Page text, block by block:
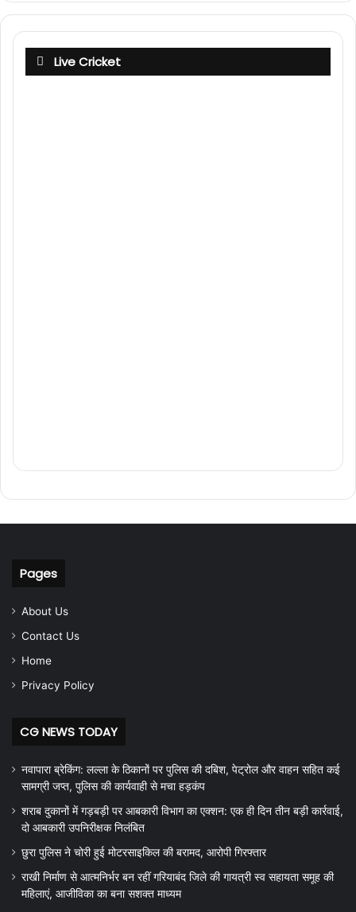
Live Cricket
Pages
About Us
Contact Us
Home
Privacy Policy
CG NEWS TODAY
नवापारा ब्रेकिंग: लल्ला के ठिकानों पर पुलिस की दबिश, पेट्रोल और वाहन सहित कई
सामग्री जप्त, पुलिस की कार्यवाही से मचा हड़कंप
शराब दुकानों में गड़बड़ी पर आबकारी विभाग का एक्शन: एक ही दिन तीन बड़ी कार्रवाई,
दो आबकारी उपनिरीक्षक निलंबित
छुरा पुलिस ने चोरी हुई मोटरसाइकिल की बरामद, आरोपी गिरफ्तार
राखी निर्माण से आत्मनिर्भर बन रहीं गरियाबंद जिले की गायत्री स्व सहायता समूह की
महिलाएं, आजीविका का बना सशक्त माध्यम